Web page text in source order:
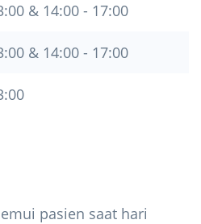
& 14:00 - 17:00
& 14:00 - 17:00
pasien saat hari